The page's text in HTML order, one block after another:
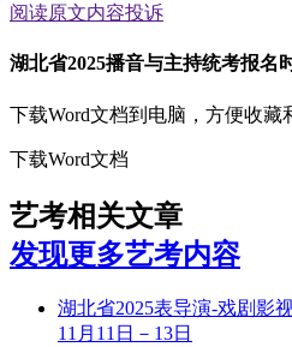
阅读原文内容投诉
湖北省2025播音与主持统考报名
下载Word文档到电脑，方便收藏
下载Word文档
艺考相关文章
发现更多艺考内容
湖北省2025表导演-戏剧影
11月11日－13日